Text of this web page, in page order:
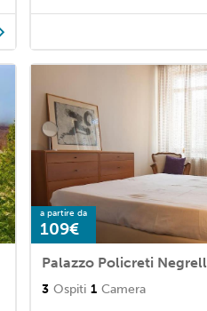
a partire da
109€
Palazzo Policreti
3 Ospiti 1 Camera